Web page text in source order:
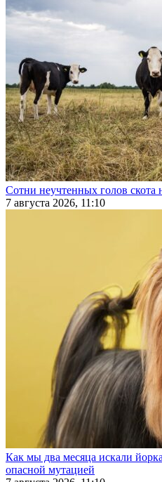
Сотни неучтенных голов скота
7 августа 2026, 11:10
Как мы два месяца искали
опасной мутацией